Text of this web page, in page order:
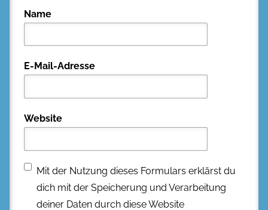
Name
E-Mail-Adresse
Website
Mit der Nutzung dieses Formulars erklärst du
dich mit der Speicherung und Verarbeitung
deiner Daten durch diese Website